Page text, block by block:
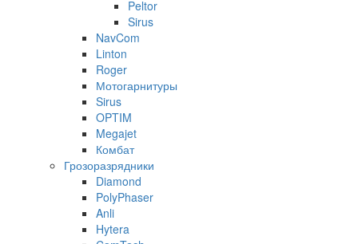
Peltor
Sirus
NavCom
Linton
Roger
Мотогарнитуры
Sirus
OPTIM
Megajet
Комбат
Грозоразрядники
Diamond
PolyPhaser
Anli
Hytera